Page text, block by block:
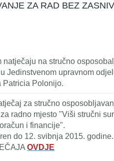
ZA RAD BEZ
natječaju na stručno
Jedinstvenom upravnom
Patricia Polonijo.
za stručno
radno mjesto "Viši stručni
i financije".
do 12. svibnja 2015. godine.
OVDJE